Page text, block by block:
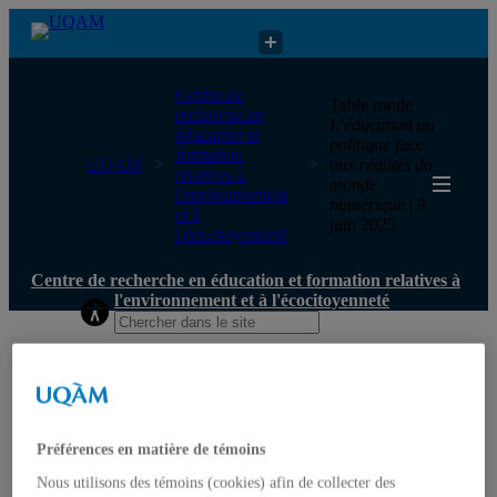
Centre de recherche en éducation et formation relatives à
l'environnement et à l'écocitoyenneté
UQAM
Centre de
recherche en
éducation et
formation
relatives à
l'environnement
et à
l'écocitoyenneté
Table ronde
L’éducation au
politique face
aux réalités du
monde
numérique | 9
juin 2025
Centre de recherche en éducation et formation relatives à
l'environnement et à l'écocitoyenneté
Qui nous sommes
Mission
Comité de direction
Membres
Chercheur.e.s régulier.ère.s
Préférences en matière de témoins
Nous utilisons des témoins (cookies) afin de collecter des